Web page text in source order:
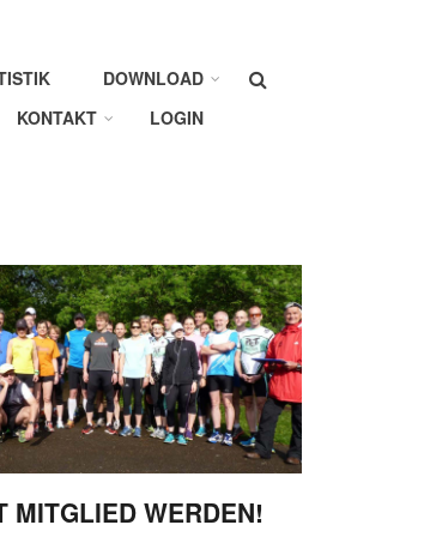
Suche
DOWNLOAD
KONTAKT LOGIN
MITGLIED WERDEN!